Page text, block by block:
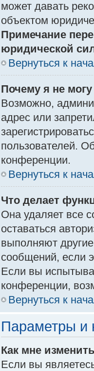
может давать
объектом
Примечание
юридической
Вернуться к
Почему я не
Возможно,
адрес или
пользователей.
конференции.
Вернуться к
Что делает
Она удаляет все
оставаться
выполняют
сообщений, если
Если вы
конференции,
Вернуться к
Параметры и
Как мне
Если вы